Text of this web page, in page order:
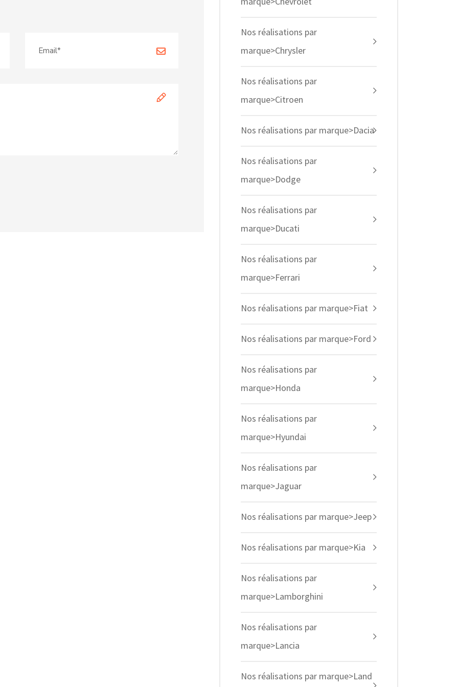
Nos réalisations par
marque>Chrysler
Nos réalisations par
marque>Citroen
Nos réalisations par marque>Dacia
Nos réalisations par
marque>Dodge
Nos réalisations par
marque>Ducati
Nos réalisations par
marque>Ferrari
Nos réalisations par marque>Fiat
Nos réalisations par marque>Ford
Nos réalisations par
marque>Honda
Nos réalisations par
marque>Hyundai
Nos réalisations par
marque>Jaguar
Nos réalisations par marque>Jeep
Nos réalisations par marque>Kia
Nos réalisations par
marque>Lamborghini
Nos réalisations par
marque>Lancia
Nos réalisations par marque>Land